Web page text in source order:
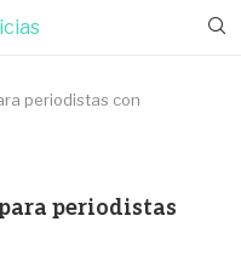
periodistas con
periodistas